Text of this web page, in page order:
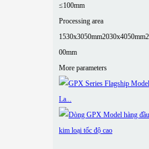
≤100mm
Processing area
1530x3050mm2030x4050mm
00mm
More parameters